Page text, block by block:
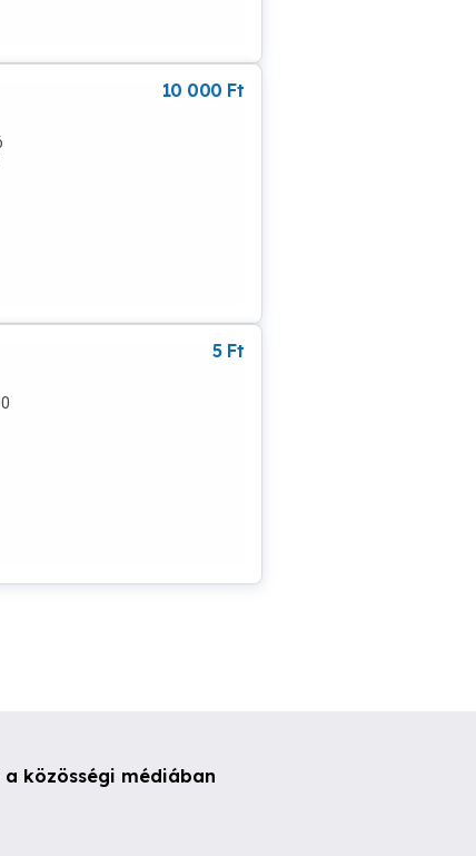
10 000 Ft
5 Ft
a közösségi médiában